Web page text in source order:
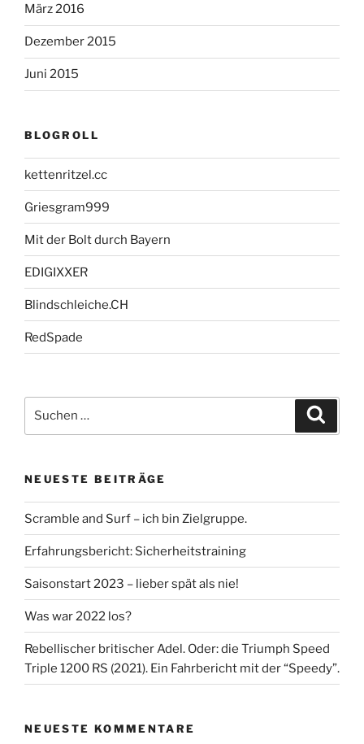
März 2016
Dezember 2015
Juni 2015
BLOGROLL
kettenritzel.cc
Griesgram999
Mit der Bolt durch Bayern
EDIGIXXER
Blindschleiche.CH
RedSpade
nach:
NEUESTE BEITRÄGE
Scramble and Surf – ich bin Zielgruppe.
Erfahrungsbericht: Sicherheitstraining
Saisonstart 2023 – lieber spät als nie!
Was war 2022 los?
Rebellischer britischer Adel. Oder: die Triumph Speed
Triple 1200 RS (2021). Ein Fahrbericht mit der “Speedy”.
NEUESTE KOMMENTARE